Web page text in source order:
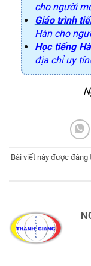
cho người
Giáo trình
Hàn cho
Học tiếng
địa chỉ uy tín!
Bài viết này được đăng